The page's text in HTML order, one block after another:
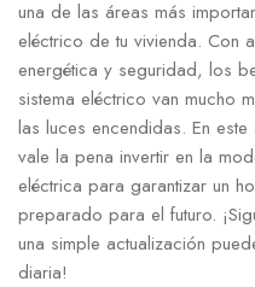
una de las‌ áreas más​
eléctrico ‍de tu vivienda. Con
energética‍ y seguridad, los
sistema eléctrico van mucho
las luces encendidas. En
vale ‍la pena⁤ invertir en la
eléctrica para garantizar⁢ un
preparado⁤ para⁣ el futuro.⁢
una simple actualización
diaria!